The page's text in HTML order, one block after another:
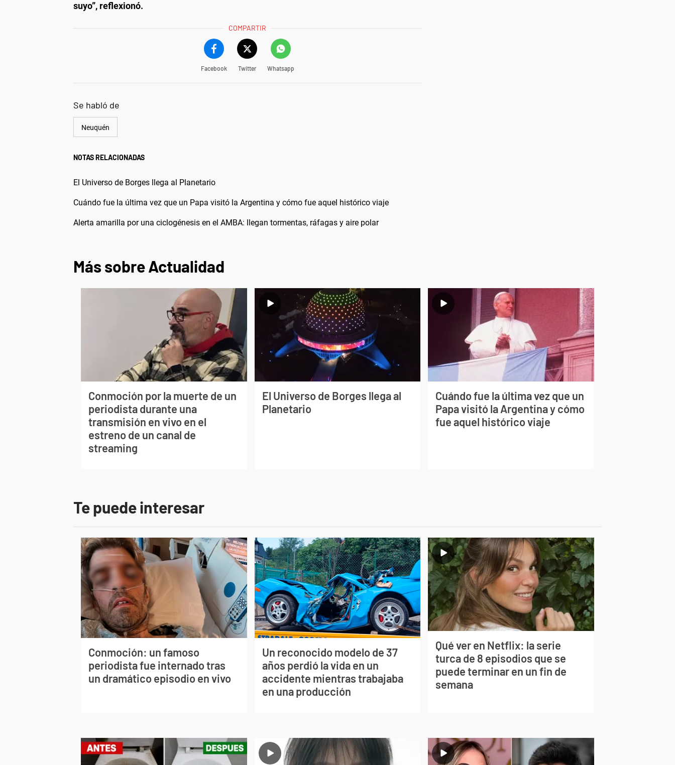
suyo”, reflexionó.
COMPARTIR
Facebook Twitter Whatsapp
Se habló de
Neuquén
NOTAS RELACIONADAS
El Universo de Borges llega al Planetario
Cuándo fue la última vez que un Papa visitó la Argentina y cómo fue aquel histórico viaje
Alerta amarilla por una ciclogénesis en el AMBA: llegan tormentas, ráfagas y aire polar
Más sobre Actualidad
Conmoción por la muerte de un
periodista durante una
transmisión en vivo en el
estreno de un canal de
streaming
El Universo de Borges llega al
Planetario
Cuándo fue la última vez que un
Papa visitó la Argentina y cómo
fue aquel histórico viaje
Te puede interesar
Conmoción: un famoso
periodista fue internado tras
un dramático episodio en vivo
Un reconocido modelo de 37
años perdió la vida en un
accidente mientras trabajaba
en una producción
Qué ver en Netflix: la serie
turca de 8 episodios que se
puede terminar en un fin de
semana